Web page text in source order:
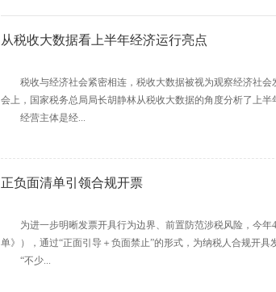
从税收大数据看上半年经济运行亮点
税收与经济社会紧密相连，税收大数据被视为观察经济社会
会上，国家税务总局局长胡静林从税收大数据的角度分析了上半
经营主体是经...
正负面清单引领合规开票
为进一步明晰发票开具行为边界、前置防范涉税风险，今年
单》），通过“正面引导＋负面禁止”的形式，为纳税人合规开具
“不少...